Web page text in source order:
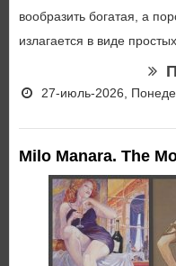
вообразить богатая, а
излагается в виде
27-июль-2026,
Milo Manara. The